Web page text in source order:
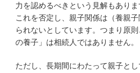
力を認めるべきという見解もあり
これを否定し、親子関係は（養親
られないとしています。つまり原
の養子」は相続人ではありません。
ただし、長期間にわたって親子と